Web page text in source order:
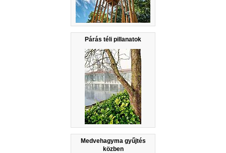
Párás téli pillanatok
Medvehagyma gyűjtés
közben